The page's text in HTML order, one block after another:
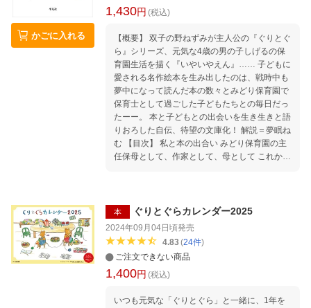
かごに入れる
1,430円 (税込)
【概要】 双子の野ねずみが主人公の『ぐりとぐ
ら』シリーズ、元気な4歳の男の子しげるの保
育園生活を描く『いやいやえん』…… 子どもに
愛される名作絵本を生み出したのは、戦時中も
夢中になって読んだ本の数々とみどり保育園で
保育士として過ごした子どもたちとの毎日だっ
たーー。 本と子どもとの出会いを生き生きと語
りおろした自伝、待望の文庫化！ 解説＝夢眠ね
む 【目次】 私と本の出合い みどり保育園の主
任保母として、作家として、母として これから
育園の主任保母として、作家として、母として
これからの子どもに伝えたいこと のこす言葉
略歴 BOOK LIST 解説──本に育てられた、かつ
ての子どもたち 夢眠ねむ
本 ぐりとぐらカレンダー2025
2024年09月04日頃発売
4.83(24件)
ご注文できない商品
1,400円 (税込)
いつも元気な「ぐりとぐら」と一緒に、1年を